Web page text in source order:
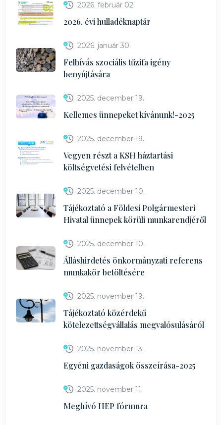
2026. február 02.
2026. évi hulladéknaptár
2026. január 30.
Felhívás szociális tűzifa igény
benyújtására
2025. december 19.
Kellemes ünnepeket kívánunk!-2025
2025. december 19.
Vegyen részt a KSH háztartási
költségvetési felvételben
2025. december 10.
Tájékoztató a Földesi Polgármesteri
Hivatal ünnepek körüli munkarendjéről
2025. december 10.
Álláshirdetés önkormányzati referens
munkakör betöltésére
2025. november 19.
Tájékoztató közérdekű
kötelezettségvállalás megvalósulásáról
2025. november 13.
Egyéni gazdaságok összeírása-2025
2025. november 11.
Meghívó HEP fórumra